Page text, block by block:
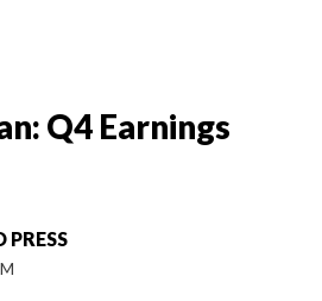
Q4 Earnings
PRESS